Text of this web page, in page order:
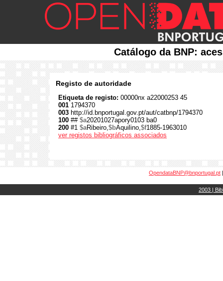
Catálogo da BNP:
Registo de autoridade
Etiqueta de registo: 00000nx a22000253 45
001 1794370
003 http://id.bnportugal.gov.pt/aut/catbnp/1794370
100 ## $a20201027apory0103 ba0
200 #1 $aRibeiro,$bAquilino,$f1885-1963010
ver registos bibliográficos associados
OpendataBNP@bnportugal.pt
2003 |